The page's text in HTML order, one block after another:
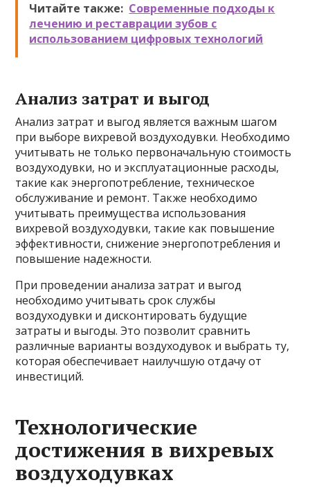
Читайте также: Современные подходы к
лечению и реставрации зубов с
использованием цифровых технологий
Анализ затрат и выгод
Анализ затрат и выгод является важным шагом
при выборе вихревой воздуходувки. Необходимо
учитывать не только первоначальную стоимость
воздуходувки, но и эксплуатационные расходы,
такие как энергопотребление, техническое
обслуживание и ремонт. Также необходимо
учитывать преимущества использования
вихревой воздуходувки, такие как повышение
эффективности, снижение энергопотребления и
повышение надежности.
При проведении анализа затрат и выгод
необходимо учитывать срок службы
воздуходувки и дисконтировать будущие
затраты и выгоды. Это позволит сравнить
различные варианты воздуходувок и выбрать ту,
которая обеспечивает наилучшую отдачу от
инвестиций.
Технологические
достижения в вихревых
воздуходувках